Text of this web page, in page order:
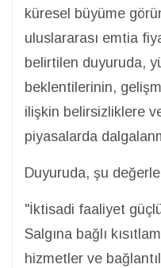
küresel büyüme
uluslararası emtia
belirtilen duyuruda,
beklentilerinin,
ilişkin belirsizliklere
piyasalarda
Duyuruda, şu
"İktisadi faaliyet
Salgına bağlı
hizmetler ve